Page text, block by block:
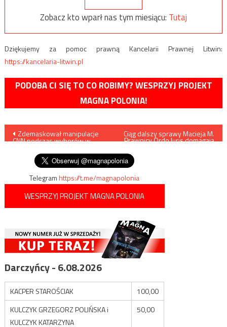
Zobacz kto wparł nas tym miesiącu: Tutaj
Dziękujemy za pomoc prawną Kancelarii Prawnej Litwin:
https://kancelaria-litwin.pl
PODOBA CI SIĘ TO CO ROBIMY? WESPRZYJ PROJEKT
MAGNA POLONIA!
Nawigacja
wpisu
Zdemaskował manipulacje
CNN podczas wyborów w
Ciąg dalszy sprawy Macieja M.
Prawnicy Ordo Iuris domagają
Telegramhttps://t.me/magnapolonia
WESPRZYJ PROJEKT MAGNA POLONIA
Darczyńcy - 6.08.2026
KACPER STAROŚCIAK
100,00
KULCZYK GRZEGORZ POLIŃSKA i
KULCZYK KATARZYNA
50,00